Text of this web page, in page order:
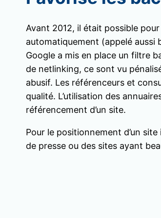
Avant 2012, il était possible
automatiquement (appelé aussi
Google a mis en place un filtre
de netlinking, ce sont vu
abusif. Les référenceurs et
qualité. L’utilisation des
référencement d’un site.
Pour le positionnement d’un
de presse ou des sites ayant